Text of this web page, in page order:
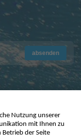
absenden